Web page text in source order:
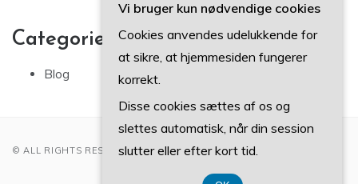
Categories
Blog
© ALL RIGHTS RESERVED 2022
Vi bruger kun nødvendige cookies
Cookies anvendes udelukkende for
at sikre, at hjemmesiden fungerer
korrekt.
Disse cookies sættes af os og
slettes automatisk, når din session
slutter eller efter kort tid.